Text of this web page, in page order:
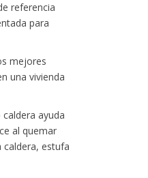
referencia
para
mejores
una vivienda
ayuda
al quemar
estufa